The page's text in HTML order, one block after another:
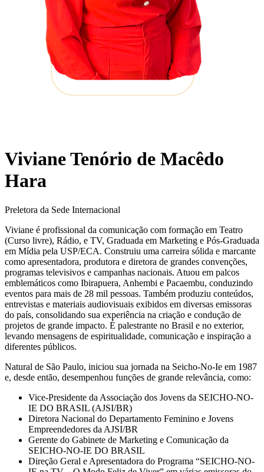
Viviane Tenório de Macêdo
Hara
Preletora da Sede Internacional
Viviane é profissional da comunicação com formação em Teatro
(Curso livre), Rádio, e TV, Graduada em Marketing e Pós-Graduada
em Mídia pela USP/ECA. Construiu uma carreira sólida e marcante
como apresentadora, produtora e diretora de grandes convenções,
programas televisivos e campanhas nacionais. Atuou em palcos
emblemáticos como Ibirapuera, Anhembi e Pacaembu, conduzindo
eventos para mais de 28 mil pessoas. Também produziu conteúdos,
entrevistas e materiais audiovisuais exibidos em diversas emissoras
do país, consolidando sua experiência na criação e condução de
projetos de grande impacto. É palestrante no Brasil e no exterior,
levando mensagens de espiritualidade, comunicação e inspiração a
diferentes públicos.
Natural de São Paulo, iniciou sua jornada na Seicho-No-Ie em 1987
e, desde então, desempenhou funções de grande relevância, como:
Vice-Presidente da Associação dos Jovens da SEICHO-NO-
IE DO BRASIL (AJSI/BR)
Diretora Nacional do Departamento Feminino e Jovens
Empreendedores da AJSI/BR
Gerente do Gabinete de Marketing e Comunicação da
SEICHO-NO-IE DO BRASIL
Direção Geral e Apresentadora do Programa “SEICHO-NO-